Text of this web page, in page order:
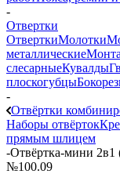
-
Отвертки
ОтверткиМолотки
металлические
слесарныеКувалды
плоскогубцы
-
Отвёртки
Наборы отвёрток
прямым шлицем
-Отвёртка-мини 2в1
№100.09